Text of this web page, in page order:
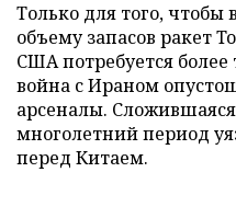
Только для того, чтобы
объему запасов ракет
США потребуется
война с Ираном
арсеналы.
многолетний период
перед Китаем.